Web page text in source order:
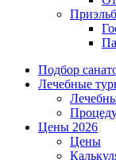
Подбор
Лечебные
Цены 2026
Цены